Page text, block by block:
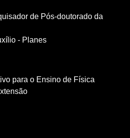
de Pós-doutorado da
- Planes
para o Ensino de Física